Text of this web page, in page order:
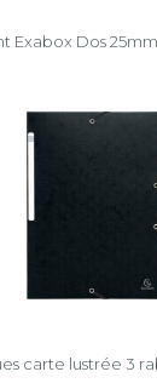
Exabox Dos
carte lustrée 3